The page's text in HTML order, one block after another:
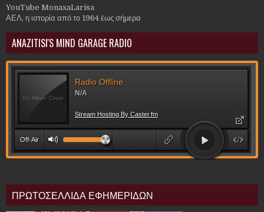
YouTube MonaxaLarisa
ΑΕΛ, η ιστορία από το 1964 έως σήμερα
ANAZITISI'S MIND GARAGE RADIO
ΠΡΩΤΟΣΕΛΛΙΔΑ ΕΦΗΜΕΡΙΔΩΝ